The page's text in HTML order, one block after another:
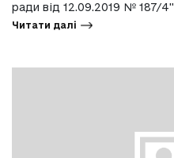
ради від 12.09.2019 № 187/4"
Читати далі